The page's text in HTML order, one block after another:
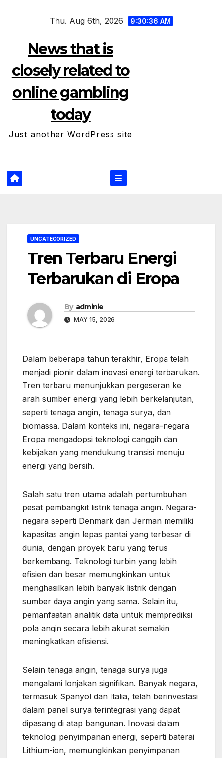
Thu. Aug 6th, 2026 9:30:36 AM
News that is
closely related to
online gambling
today
Just another WordPress site
UNCATEGORIZED
Tren Terbaru Energi
Terbarukan di Eropa
By adminie
MAY 15, 2026
Dalam beberapa tahun terakhir, Eropa telah
menjadi pionir dalam inovasi energi terbarukan.
Tren terbaru menunjukkan pergeseran ke
arah sumber energi yang lebih berkelanjutan,
seperti tenaga angin, tenaga surya, dan
biomassa. Dalam konteks ini, negara-negara
Eropa mengadopsi teknologi canggih dan
kebijakan yang mendukung transisi menuju
energi yang bersih.
Salah satu tren utama adalah pertumbuhan
pesat pembangkit listrik tenaga angin. Negara-
negara seperti Denmark dan Jerman memiliki
kapasitas angin lepas pantai yang terbesar di
dunia, dengan proyek baru yang terus
berkembang. Teknologi turbin yang lebih
efisien dan besar memungkinkan untuk
menghasilkan lebih banyak listrik dengan
sumber daya angin yang sama. Selain itu,
pemanfaatan analitik data untuk memprediksi
pola angin secara lebih akurat semakin
meningkatkan efisiensi.
Selain tenaga angin, tenaga surya juga
mengalami lonjakan signifikan. Banyak negara,
termasuk Spanyol dan Italia, telah berinvestasi
dalam panel surya terintegrasi yang dapat
dipasang di atap bangunan. Inovasi dalam
teknologi penyimpanan energi, seperti baterai
Lithium-ion, memungkinkan penyimpanan